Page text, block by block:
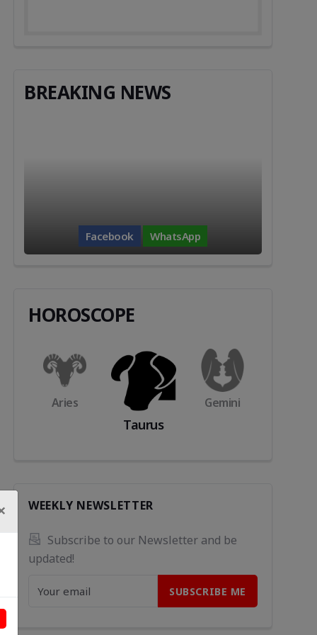
BREAKING NEWS
Facebook WhatsApp
HOROSCOPE
Aries
Taurus
Gemini
WEEKLY NEWSLETTER
Subscribe to our Newsletter and be
updated!